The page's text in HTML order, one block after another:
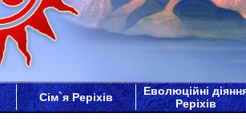
Сім`я Реріхів
Еволюційні
Реріхів